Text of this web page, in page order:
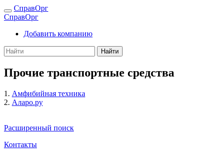
СправОрг
СправОрг
Добавить компанию
Найти
Прочие транспортные средства
1. Амфибийная техника
2. Аларо.ру
Расширенный поиск
Контакты